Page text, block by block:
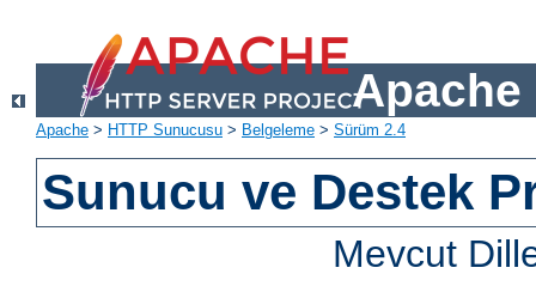
Apache
Apache > HTTP Sunucusu > Belgeleme > Sürüm 2.4
Sunucu ve Destek
Mevcut